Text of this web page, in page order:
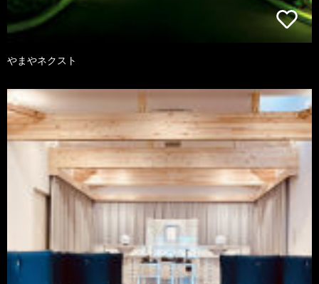
やまやネクスト